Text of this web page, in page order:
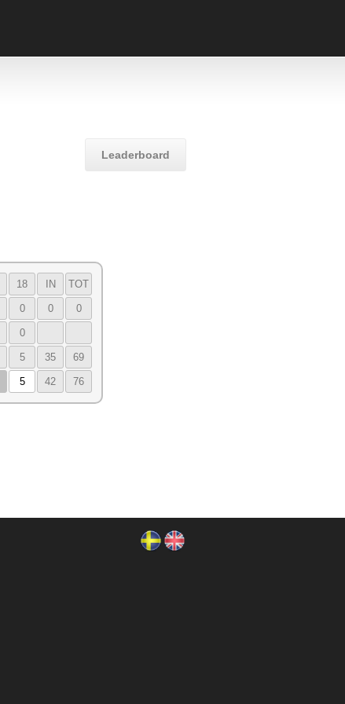
Leaderboard
18 IN TOT
0 0 0
0
5 35 69
5 42 76